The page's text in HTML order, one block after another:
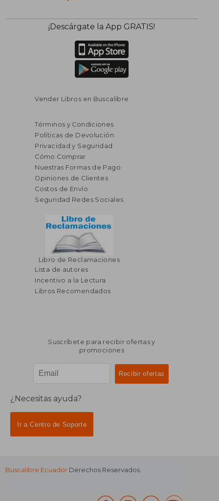
$ 45.16
$ 24.84
45%
dcto.
45%
dcto.
$ 75.12
$ 41.32
¡Descárgate la App GRATIS!
Vender Libros en Buscalibre
Términos y Condiciones
Políticas de Devolución
Privacidad y Seguridad
Cómo Comprar
Nuestras Formas de Pago
Opiniones de Clientes
Costos de Envío
Seguridad Redes Sociales
Libro de Reclamaciones
Lista de autores
Incentivo a la Lectura
Libros Recomendados
Suscríbete para recibir ofertas y
promociones
¿Necesitas ayuda?
Ir a Centro de Soporte
Buscalibre Ecuador Derechos Reservados.